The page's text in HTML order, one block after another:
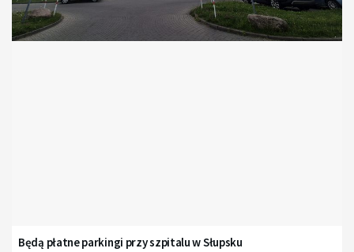
Będą płatne parkingi przy szpitalu w Słupsku